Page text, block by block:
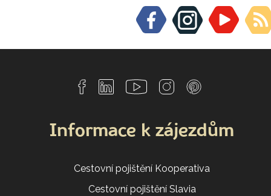
Informace k zájezdům
Cestovní pojištění Kooperativa
Cestovní pojištění Slavia